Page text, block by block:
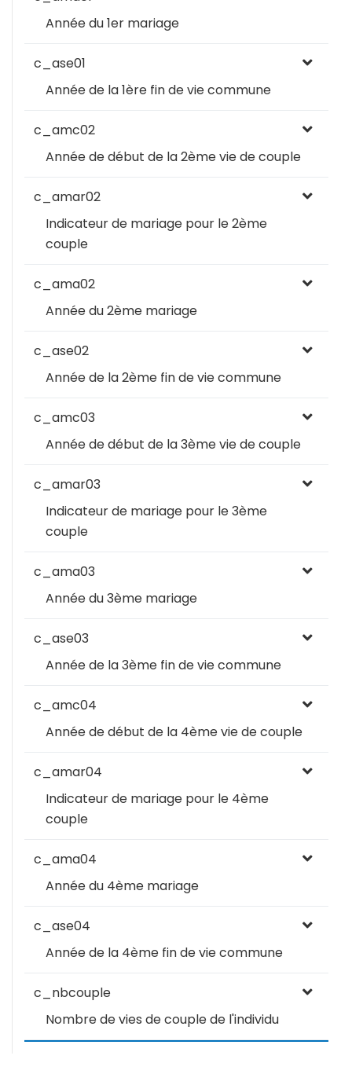
Année du 1er mariage
c_ase01
Année de la 1ère fin de vie commune
c_amc02
Année de début de la 2ème vie de couple
c_amar02
Indicateur de mariage pour le 2ème
couple
c_ama02
Année du 2ème mariage
c_ase02
Année de la 2ème fin de vie commune
c_amc03
Année de début de la 3ème vie de couple
c_amar03
Indicateur de mariage pour le 3ème
couple
c_ama03
Année du 3ème mariage
c_ase03
Année de la 3ème fin de vie commune
c_amc04
Année de début de la 4ème vie de couple
c_amar04
Indicateur de mariage pour le 4ème
couple
c_ama04
Année du 4ème mariage
c_ase04
Année de la 4ème fin de vie commune
c_nbcouple
Nombre de vies de couple de l'individu